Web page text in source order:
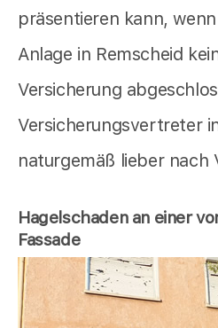
präsentieren kann,
Anlage in Remscheid
Versicherung
Versicherungsvertreter
naturgemäß lieber nach
Hagelschaden an einer
Fassade